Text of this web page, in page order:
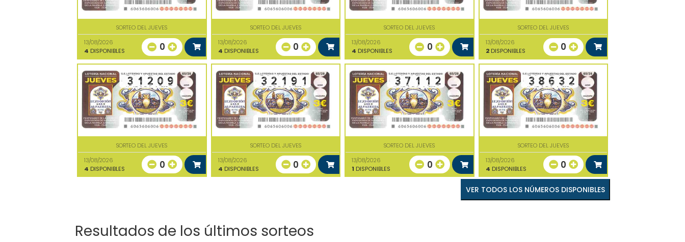
SORTEO DEL JUEVES
13/08/2026
4 DISPONIBLES 0
SORTEO DEL JUEVES
13/08/2026
4 DISPONIBLES 0
SORTEO DEL JUEVES
13/08/2026
4 DISPONIBLES 0
SORTEO DEL JUEVES
13/08/2026
2DISPONIBLES 0
SORTEO DEL JUEVES
13/08/2026
4 DISPONIBLES 0
SORTEO DEL JUEVES
13/08/2026
4 DISPONIBLES 0
SORTEO DEL JUEVES
13/08/2026
1 DISPONIBLES 0
SORTEO DEL JUEVES
13/08/2026
4 DISPONIBLES 0
VER TODOS LOS NÚMEROS DISPONIBLES
Resultados de los últimos sorteos